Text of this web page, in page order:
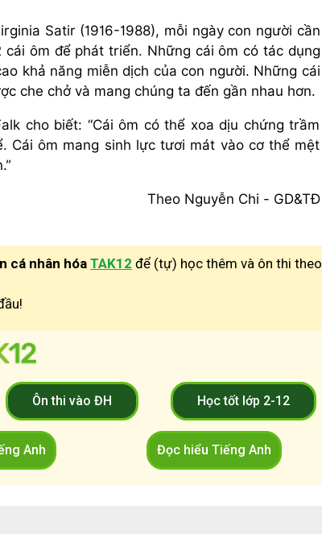
Satir (1916-1988), mỗi ngày con người cần
ôm để phát triển. Những cái ôm có tác dụng
khả năng miễn dịch của con người. Những cái
che chở và mang chúng ta đến gần nhau hơn.
cho biết: “Cái ôm có thể xoa dịu chứng trầm
Cái ôm mang sinh lực tươi mát vào cơ thể mệt
Theo Nguyễn Chi - GD&TĐ
cá nhân hóa TAK12 để (tự) học thêm và ôn thi theo
Ôn thi vào ĐH Học tốt lớp 2-12
Anh Đọc hiểu Tiếng Anh